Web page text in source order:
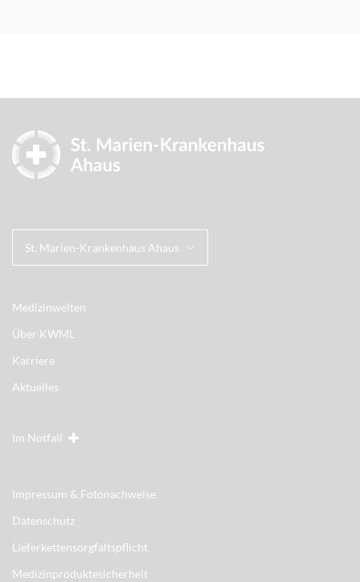
St. Marien-Krankenhaus Ahaus
Medizinwelten
Über KWML
Karriere
Aktuelles
Im Notfall
Impressum & Fotonachweise
Datenschutz
Lieferkettensorgfaltspflicht
Medizinproduktesicherheit